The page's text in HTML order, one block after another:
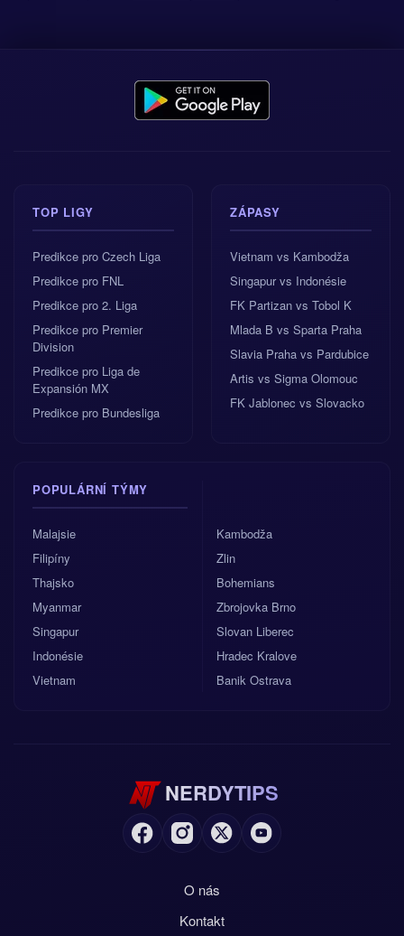
TOP LIGY
Predikce pro Czech Liga
Predikce pro FNL
Predikce pro 2. Liga
Predikce pro Premier
Division
Predikce pro Liga de
Expansión MX
Predikce pro Bundesliga
ZÁPASY
Vietnam vs Kambodža
Singapur vs Indonésie
FK Partizan vs Tobol K
Mlada B vs Sparta Praha
Slavia Praha vs Pardubice
Artis vs Sigma Olomouc
FK Jablonec vs Slovacko
POPULÁRNÍ TÝMY
Malajsie
Filipíny
Thajsko
Myanmar
Singapur
Indonésie
Vietnam
Kambodža
Zlin
Bohemians
Zbrojovka Brno
Slovan Liberec
Hradec Kralove
Banik Ostrava
NERDYTIPS
O nás
Kontakt